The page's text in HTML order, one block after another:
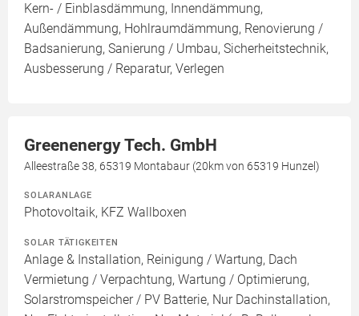
Kern- / Einblasdämmung, Innendämmung,
Außendämmung, Hohlraumdämmung, Renovierung /
Badsanierung, Sanierung / Umbau, Sicherheitstechnik,
Ausbesserung / Reparatur, Verlegen
Greenenergy Tech. GmbH
Alleestraße 38, 65319 Montabaur (20km von 65319 Hunzel)
SOLARANLAGE
Photovoltaik, KFZ Wallboxen
SOLAR TÄTIGKEITEN
Anlage & Installation, Reinigung / Wartung, Dach
Vermietung / Verpachtung, Wartung / Optimierung,
Solarstromspeicher / PV Batterie, Nur Dachinstallation,